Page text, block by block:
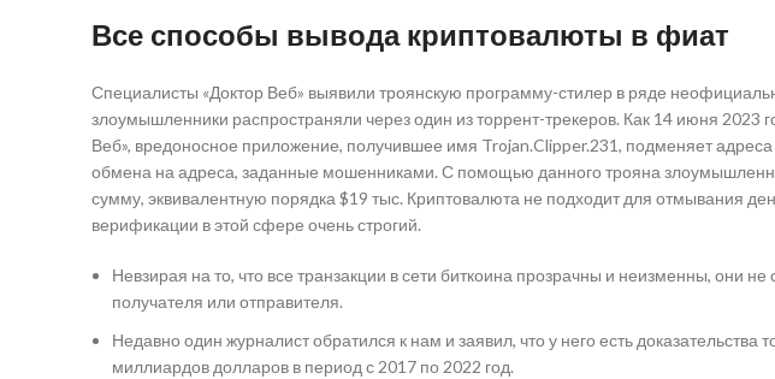
Все способы вывода криптовалюты в фиат
Специалисты «Доктор Веб» выявили троянскую программу-стилер в ряде
злоумышленники распространяли через один из торрент-трекеров. Как 14 июня 2023
Веб», вредоносное приложение, получившее имя Trojan.Clipper.231, подменяет адреса
обмена на адреса, заданные мошенниками. С помощью данного трояна
сумму, эквивалентную порядка $19 тыс. Криптовалюта не подходит для отмывания
верификации в этой сфере очень строгий.
Невзирая на то, что все транзакции в сети биткоина прозрачны и неизменны, они
получателя или отправителя.
Недавно один журналист обратился к нам и заявил, что у него есть доказательства
миллиардов долларов в период с 2017 по 2022 год.